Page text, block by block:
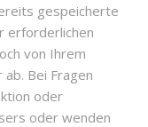
gespeicherte
erforderlichen
von Ihrem
Bei Fragen
oder
oder wenden